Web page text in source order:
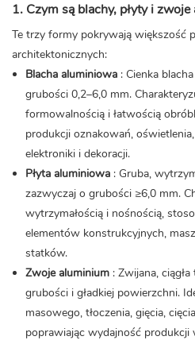
1. Czym są blachy, płyty i
Te trzy formy pokrywają większość
architektonicznych:
Blacha aluminiowa: Cienka
grubości 0,2–6,0 mm.
formowalnością i łatwością
produkcji oznakowań,
elektroniki i dekoracji.
Płyta aluminiowa: Gruba,
zazwyczaj o grubości ≥6,0 mm.
wytrzymałością i nośnością,
elementów konstrukcyjnych,
statków.
Zwoje aluminium: Zwijana,
grubości i gładkiej powierzchni.
masowego, tłoczenia, gięcia,
poprawiając wydajność produkcji